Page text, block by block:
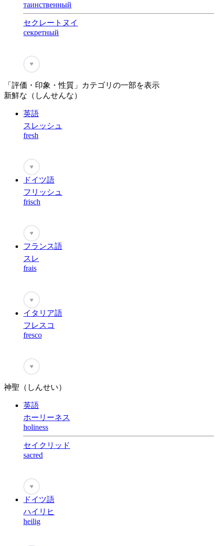
таинственный
セクレートヌイ
секретный
♥
「評価・印象・性質」カテゴリの一部を表示
新鮮な（しんせんな）
英語
スレッシュ
fresh
♥
ドイツ語
フリッシュ
frisch
♥
フランス語
スレ
frais
♥
イタリア語
フレスコ
fresco
♥
神聖（しんせい）
英語
ホーリーネス
holiness
セイクリッド
sacred
♥
ドイツ語
ハイリヒ
heilig